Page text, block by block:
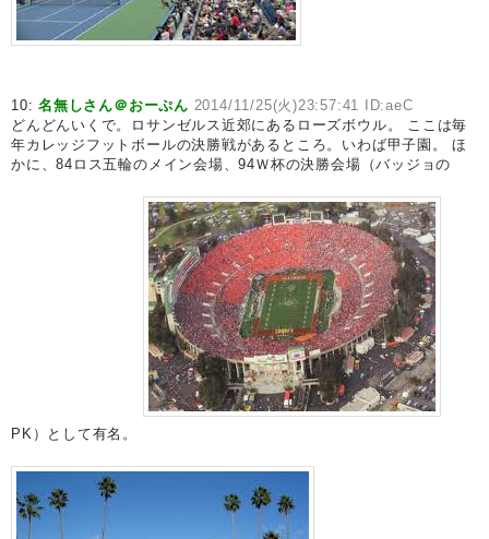
10:名無しさん＠おーぷん 2014/11/25(火)23:57:41 ID:aeC
どんどんいくで。ロサンゼルス近郊にあるローズボウル。 ここは毎
年カレッジフットボールの決勝戦があるところ。いわば甲子園。 ほ
かに、84ロス五輪のメイン会場、94Ｗ杯の決勝会場（バッジョの
PK）として有名。